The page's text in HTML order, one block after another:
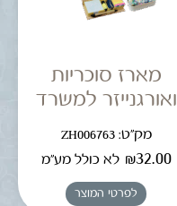
מארז סוכריות
ואורגנייזר למשרד
מק"ט: ZH006763
₪32.00 לא כולל מע"מ
לפרטי המוצר